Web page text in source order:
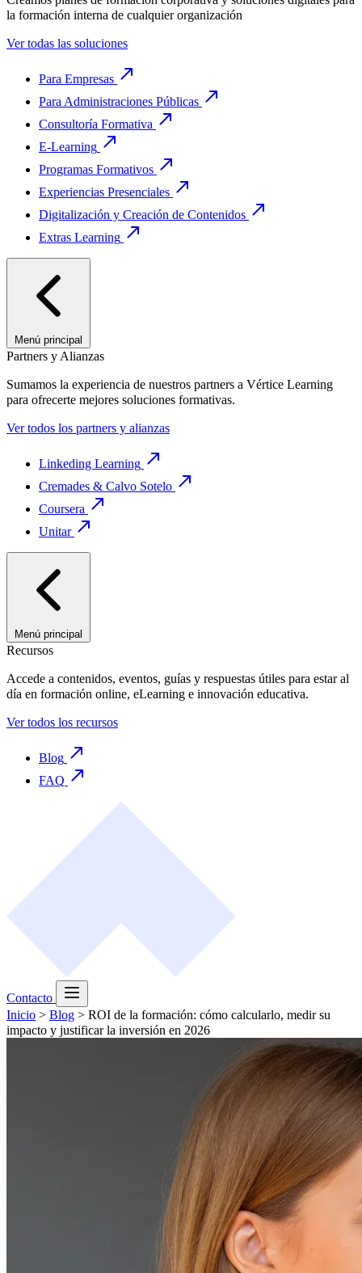
la formación interna de cualquier organización
Ver todas las soluciones
Para Empresas
Para Administraciones Públicas
Consultoría Formativa
E-Learning
Programas Formativos
Experiencias Presenciales
Digitalización y Creación de Contenidos
Extras Learning
Menú principal
Partners y Alianzas
Sumamos la experiencia de nuestros partners a Vértice Learning
para ofrecerte mejores soluciones formativas.
Ver todos los partners y alianzas
Linkeding Learning
Cremades & Calvo Sotelo
Coursera
Unitar
Menú principal
Recursos
Accede a contenidos, eventos, guías y respuestas útiles para estar al
día en formación online, eLearning e innovación educativa.
Ver todos los recursos
Blog
FAQ
Contacto
Inicio > Blog > ROI de la formación: cómo calcularlo, medir su
impacto y justificar la inversión en 2026